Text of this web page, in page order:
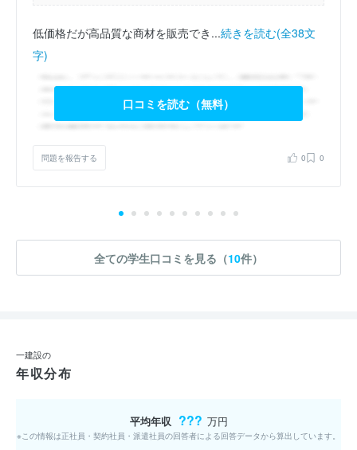
低価格だが高品質な商材を販売でき...続きを読む(全38文
字)
口コミを読む（無料）
問題を報告する 0 0
全ての学生口コミを見る（10件）
一建設の
年収分布
平均年収 ??? 万円
※この情報は正社員・契約社員・派遣社員の回答者による回答データから算出しています。